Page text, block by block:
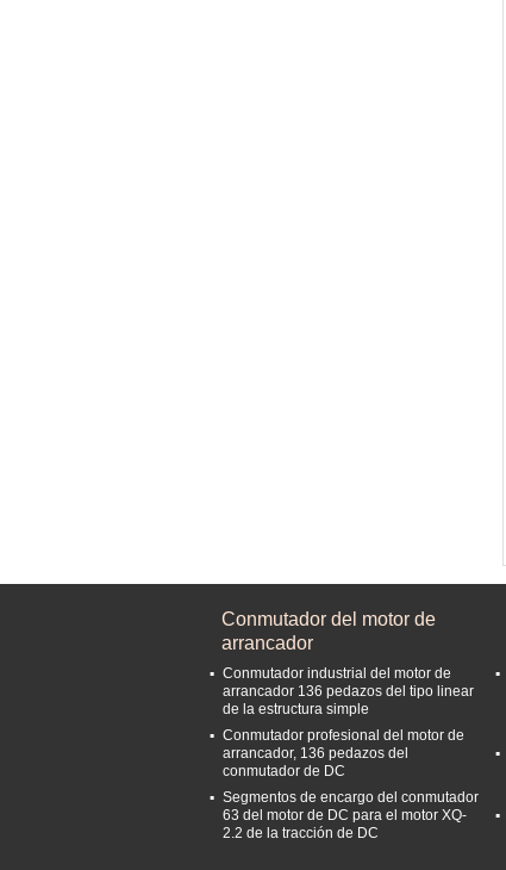
Conmutador del motor de
arrancador
Conmutador industrial del motor de
arrancador 136 pedazos del tipo linear
de la estructura simple
Conmutador profesional del motor de
arrancador, 136 pedazos del
conmutador de DC
Segmentos de encargo del conmutador
63 del motor de DC para el motor XQ-
2.2 de la tracción de DC